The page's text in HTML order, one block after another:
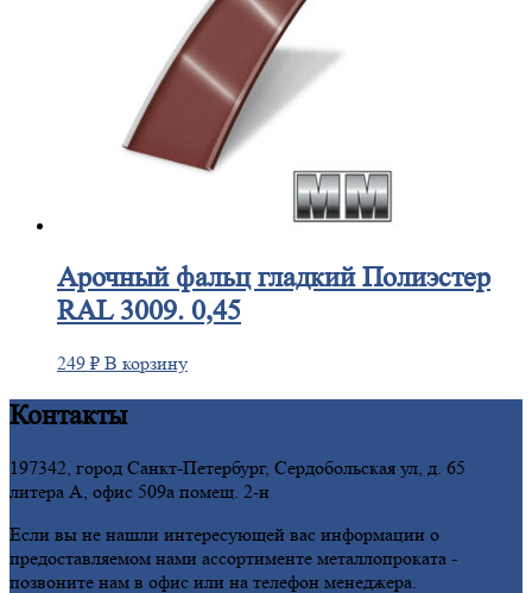
Арочныйфальц гладкий Полиэстер
RAL 3009. 0,45
249 ₽ В корзину
Контакты
197342, город Санкт-Петербург, Сердобольская ул, д. 65
литера А, офис 509а помещ. 2-н
Если вы не нашли интересующей вас информации о
предоставляемом нами ассортименте металлопроката -
позвоните нам в офис или на телефон менеджера.